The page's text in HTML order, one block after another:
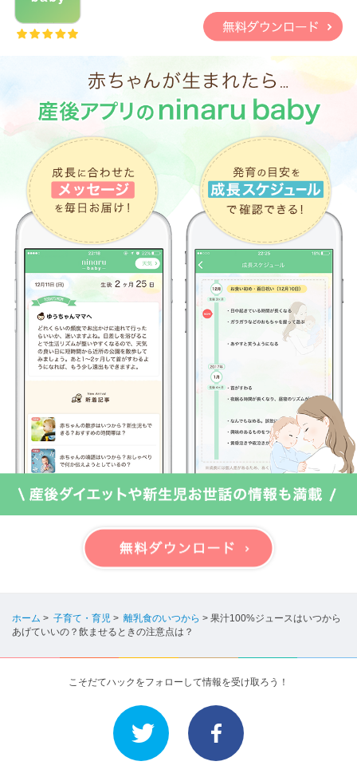
ホーム > 子育て・育児 > 離乳食のいつから > 果汁100%ジュースはいつから
あげていいの？飲ませるときの注意点は？
こそだてハックをフォローして情報を受け取ろう！